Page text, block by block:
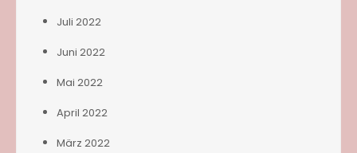
Juli 2022
Juni 2022
Mai 2022
April 2022
März 2022